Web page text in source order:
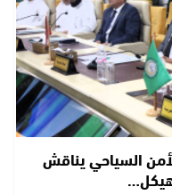
السياحي يناقش